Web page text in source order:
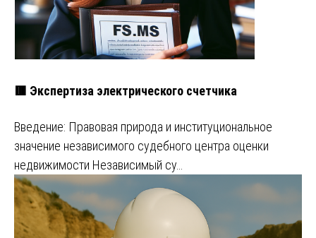
🟥 Экспертиза электрического счетчика
Введение: Правовая природа и институциональное
значение независимого судебного центра оценки
недвижимости Независимый су…